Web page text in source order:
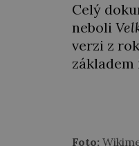
Celý
neboli
verzi z
Foto: